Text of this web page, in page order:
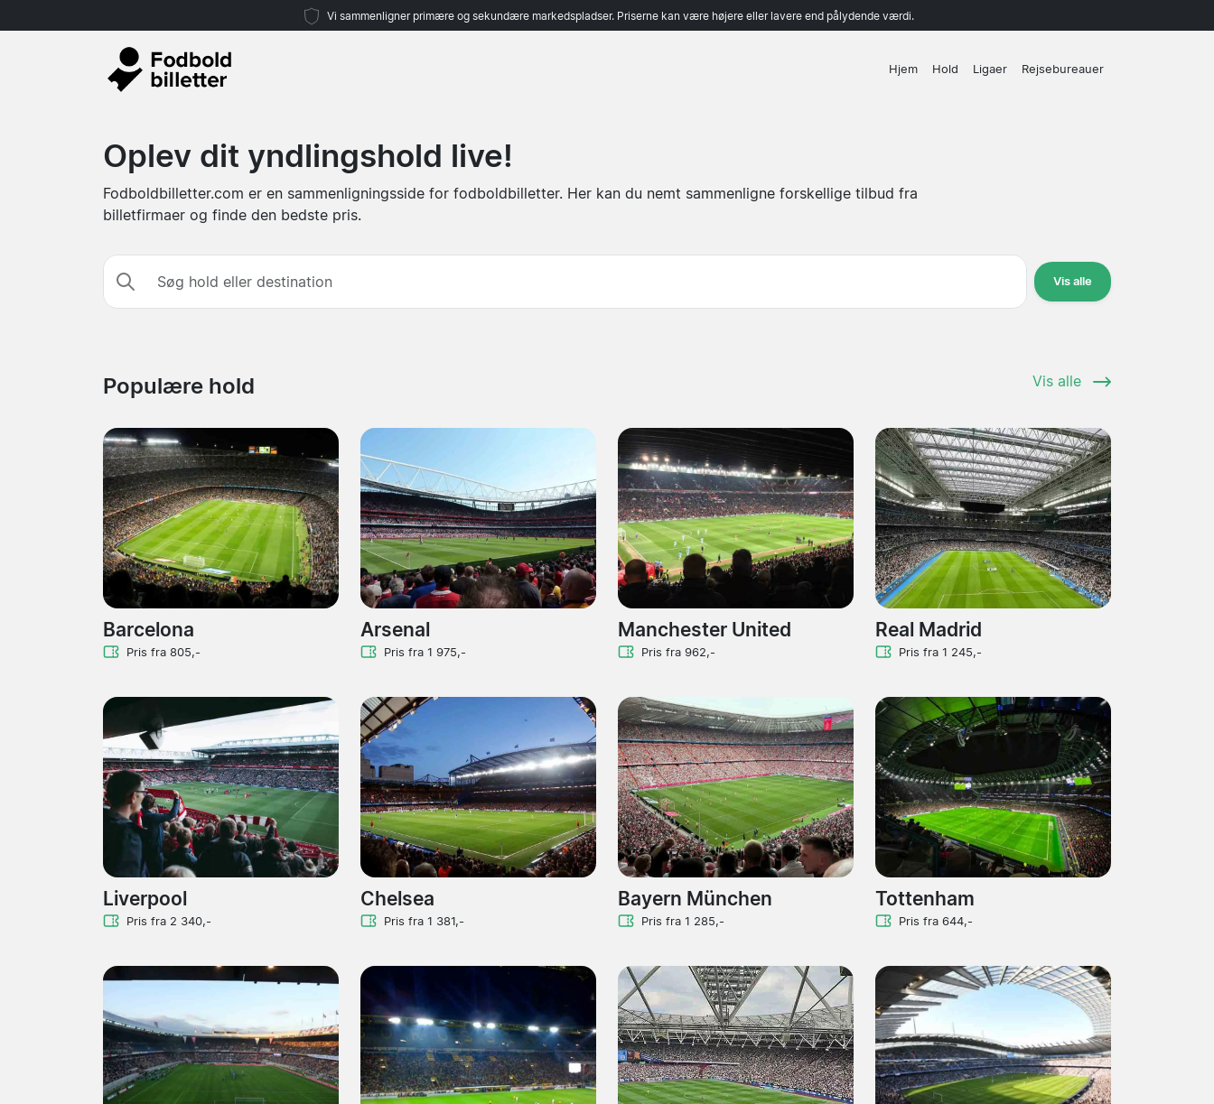
Vi sammenligner primære og sekundære markedspladser. Priserne kan være højere eller lavere end pålydende værdi.
Hjem Hold Ligaer Rejsebureauer
Oplev dit yndlingshold live!
Fodboldbilletter.com er en sammenligningsside for fodboldbilletter. Her kan du nemt sammenligne forskellige tilbud fra
billetfirmaer og finde den bedste pris.
Søg hold eller destination
Vis alle
Populære hold Vis alle
Barcelona
Pris fra 805,-
Arsenal
Pris fra 1 975,-
Manchester United
Pris fra 962,-
Real Madrid
Pris fra 1 245,-
Liverpool
Pris fra 2 340,-
Chelsea
Pris fra 1 381,-
Bayern München
Pris fra 1 285,-
Tottenham
Pris fra 644,-